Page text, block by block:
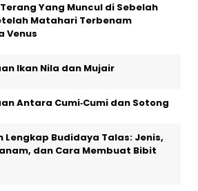
Yang Muncul di Sebelah
Matahari Terbenam
Venus
Ikan Nila dan Mujair
Antara Cumi‑Cumi dan Sotong
Lengkap Budidaya Talas: Jenis,
dan Cara Membuat Bibit